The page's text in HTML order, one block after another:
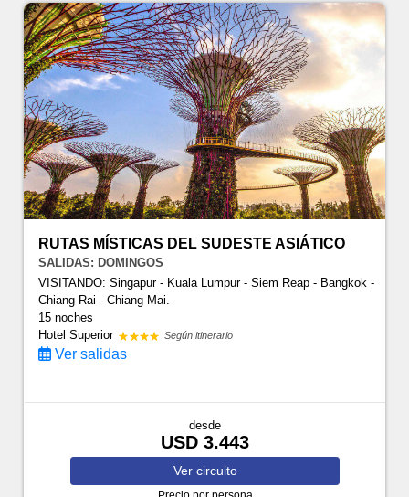
RUTAS MÍSTICAS DEL SUDESTE ASIÁTICO
SALIDAS: DOMINGOS
VISITANDO: Singapur - Kuala Lumpur - Siem Reap - Bangkok -
Chiang Rai - Chiang Mai.
15 noches
Hotel Superior
Según itinerario
Ver salidas
desde
USD 3.443
Ver circuito